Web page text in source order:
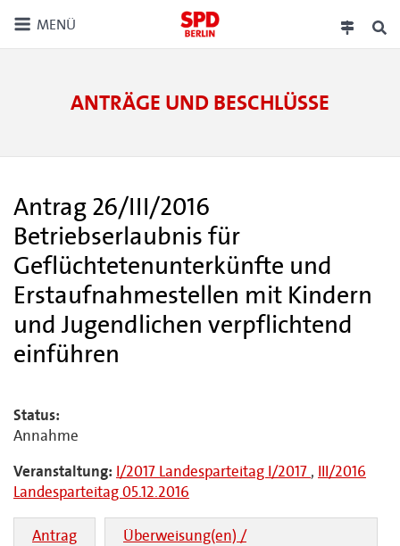
MENÜ
ANTRÄGE UND BESCHLÜSSE
Antrag 26/III/2016
Betriebserlaubnis für
Geflüchtetenunterkünfte und
Erstaufnahmestellen mit Kindern
und Jugendlichen verpflichtend
einführen
Status:
Annahme
Veranstaltung: I/2017 Landesparteitag I/2017 , III/2016
Landesparteitag 05.12.2016
Antrag
Überweisung(en) /